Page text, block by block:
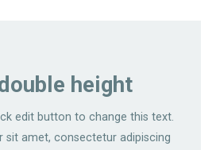
height
edit button to change this text.
sit amet, consectetur adipiscing